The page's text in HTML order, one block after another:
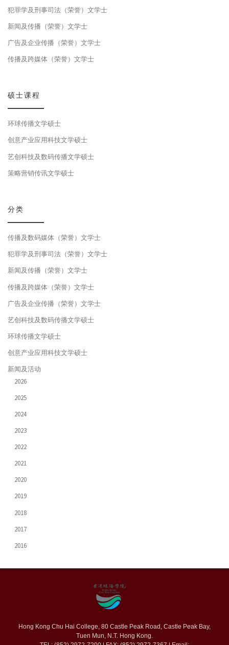
犯罪学及刑事司法（荣誉）文学士
新闻及传播（荣誉）文学士
广告及企业传播（荣誉）文学士
传播及跨媒体（荣誉）文学士
硕士课程
环球传播文学硕士
创意产业应用科技文学硕士
艺创科技及数码传播文学硕士
策略营销传讯文学硕士
分类
传播及数码媒体（荣誉）文学士
犯罪学及刑事司法（荣誉）文学士
新闻及传播（荣誉）文学士
传播及跨媒体（荣誉）文学士
广告及企业传播（荣誉）文学士
艺创科技及数码传播文学硕士
环球传播文学硕士
创意产业应用科技文学硕士
新闻及活动
2026
2025
2024
2023
2022
2021
2020
2019
2018
2017
2016
Hong Kong Chu Hai College, 80 Castle Peak Road, Castle Peak Bay,
Tuen Mun, N.T. Hong Kong.